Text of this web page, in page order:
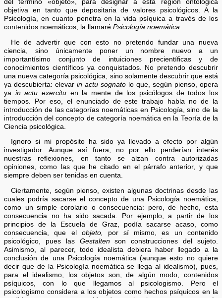
del término «objeto», para designar a esta región ontológica
objetiva en tanto que depositaria de valores psicológicos. A la
Psicología, en cuanto penetra en la vida psíquica a través de los
contenidos noemáticos, la llamaréPsicología noemática.
He de advertir que con esto no pretendo fundar una nueva
ciencia, sino únicamente poner un nombre nuevo a un
importantísimo conjunto de intuiciones precientíficas y de
conocimientos científicos ya conquistados. No pretendo descubrir
una nueva categoría psicológica, sino solamente descubrir que está
ya descubierta: elevarin actu sognato lo que, según pienso, opera
ya in actu exercitu en la mente de los psicólogos de todos los
tiempos. Por eso, el enunciado de este trabajo habla no de la
introducción de las categorías noemáticas en Psicología, sino de la
introducción del concepto de categoría noemática en la Teoría de la
Ciencia psicológica.
Ignoro si mi propósito ha sido ya llevado a efecto por algún
investigador. Aunque así fuera, no por ello perderían interés
nuestras reflexiones, en tanto se alzan contra autorizadas
opiniones, como las que he citado en el párrafo anterior, y que
siempre deben ser tenidas en cuenta.
Ciertamente, según pienso, existen algunas doctrinas desde las
cuales podría sacarse el concepto de una Psicología noemática,
como un simple corolario o consecuencia: pero, de hecho, esta
consecuencia no ha sido sacada. Por ejemplo, a partir de los
principios de la Escuela de Graz, podía sacarse acaso, como
consecuencia, que el objeto,
por sí mismo, es un contenido
psicológico, pues las Gestaltenson construcciones del sujeto.
Asimismo, al parecer, todo idealista debiera haber llegado a la
conclusión de una Psicología noemática (aunque esto no quiere
decir que de la Psicología noemática se llega al idealismo), pues,
para el idealismo, los objetos son, de algún modo, contenidos
psíquicos, con lo que llegamos al psicologismo. Pero el
psicologismo considera a los objetos como hechos psíquicos en la